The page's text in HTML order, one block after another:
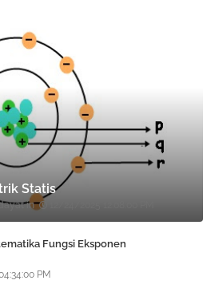
Statis
Fungsi Eksponen
PM